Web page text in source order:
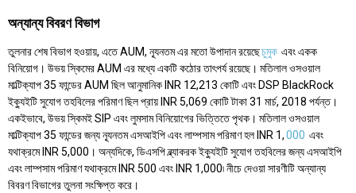
অন্যান্য বিবরণ বিভাগ
তুলনার শেষ বিভাগ হওয়ায়, এতে AUM, ন্যূনতম এর মতো উপাদান রয়েছেচুমুক এবং একক
বিনিয়োগ। উভয় স্কিমের AUM এর মধ্যে একটি কঠোর তাৎপর্য রয়েছে। মতিলাল ওসওয়াল
মাল্টিক্যাপ 35 ফান্ডের AUM ছিল আনুমানিক INR 12,213 কোটি এবং DSP BlackRock
ইক্যুইটি সুযোগ তহবিলের পরিমাণ ছিল প্রায় INR 5,069 কোটি টাকা 31 মার্চ, 2018 পর্যন্ত।
একইভাবে, উভয় স্কিমই SIP এবং লুমসাম বিনিয়োগের ভিত্তিতে পৃথক। মতিলাল ওসওয়াল
মাল্টিক্যাপ 35 ফান্ডের জন্য ন্যূনতম এসআইপি এবং লাম্পসাম পরিমাণ হল INR 1,000 এবং
যথাক্রমে INR 5,000। অন্যদিকে, ডিএসপি ব্ল্যাকরক ইক্যুইটি সুযোগ তহবিলের জন্য এসআইপি
এবং লাম্পসাম পরিমাণ যথাক্রমে INR 500 এবং INR 1,000৷ নীচে দেওয়া সারণীটি অন্যান্য
বিবরণ বিভাগের তুলনা সংক্ষিপ্ত করে।